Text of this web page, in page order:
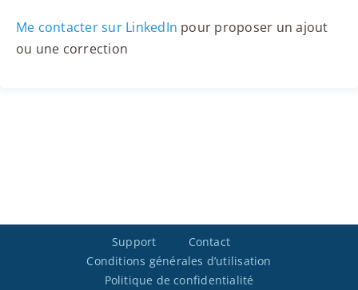
Me contacter sur LinkedIn pour proposer un ajout
ou une correction
Support
Contact
Conditions générales d’utilisation
Politique de confidentialité